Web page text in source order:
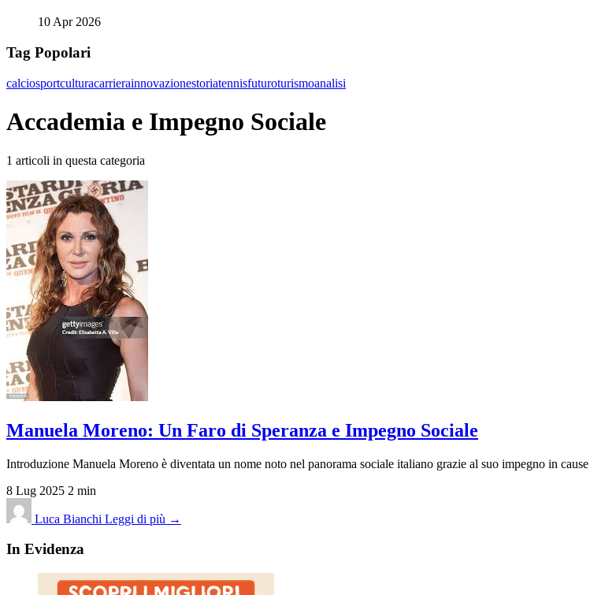
10 Apr 2026
Tag Popolari
calciosportculturacarrierainnovazionestoriatennisfuturoturismoanalisi
Accademia e Impegno Sociale
1 articoli in questa categoria
Manuela Moreno: Un Faro di Speranza e Impegno Sociale
Introduzione Manuela Moreno è diventata un nome noto nel panorama sociale italiano grazie al suo impegno in
8 Lug 2025 2 min
Luca Bianchi Leggi di più →
In Evidenza